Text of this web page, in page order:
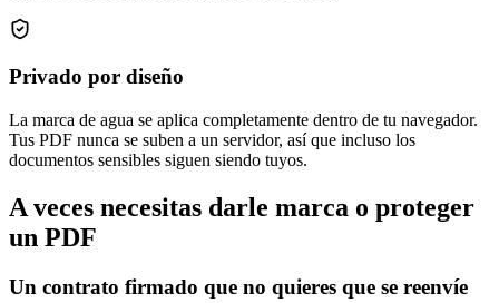
Privado por diseño
La marca de agua se aplica completamente dentro de tu navegador.
Tus PDF nunca se suben a un servidor, así que incluso los
documentos sensibles siguen siendo tuyos.
A veces necesitas darle marca o proteger
un PDF
Un contrato firmado que no quieres que se reenvíe